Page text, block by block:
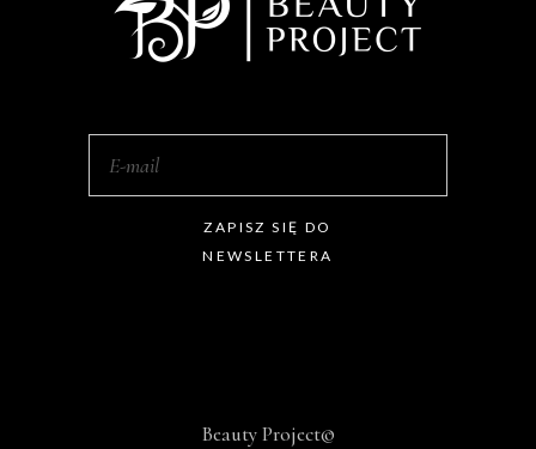
ZAPISZ SIĘ DO
NEWSLETTERA
Beauty Project©